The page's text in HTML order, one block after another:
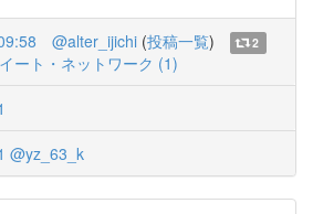
@alter_ijichi (投稿一覧)
2
ート・ネットワーク (1)
@yz_63_k